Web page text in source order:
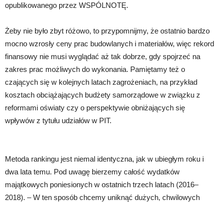
opublikowanego przez WSPÓLNOTĘ.
Żeby nie było zbyt różowo, to przypomnijmy, że ostatnio bardzo
mocno wzrosły ceny prac budowlanych i materiałów, więc rekord
finansowy nie musi wyglądać aż tak dobrze, gdy spojrzeć na
zakres prac możliwych do wykonania. Pamiętamy też o
czających się w kolejnych latach zagrożeniach, na przykład
kosztach obciążających budżety samorządowe w związku z
reformami oświaty czy o perspektywie obniżających się
wpływów z tytułu udziałów w PIT.
Metoda rankingu jest niemal identyczna, jak w ubiegłym roku i
dwa lata temu. Pod uwagę bierzemy całość wydatków
majątkowych poniesionych w ostatnich trzech latach (2016–
2018). – W ten sposób chcemy uniknąć dużych, chwilowych